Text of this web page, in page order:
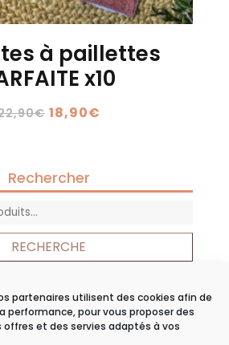
partenaires utilisent des cookies afin de
performance, pour vous proposer des
et des servies adaptés à vos
à paillettes
x10
€ Le
était :
22,90€.
18,90€
18,90€.
Rechercher
RECHERCHE
Panier
vide.